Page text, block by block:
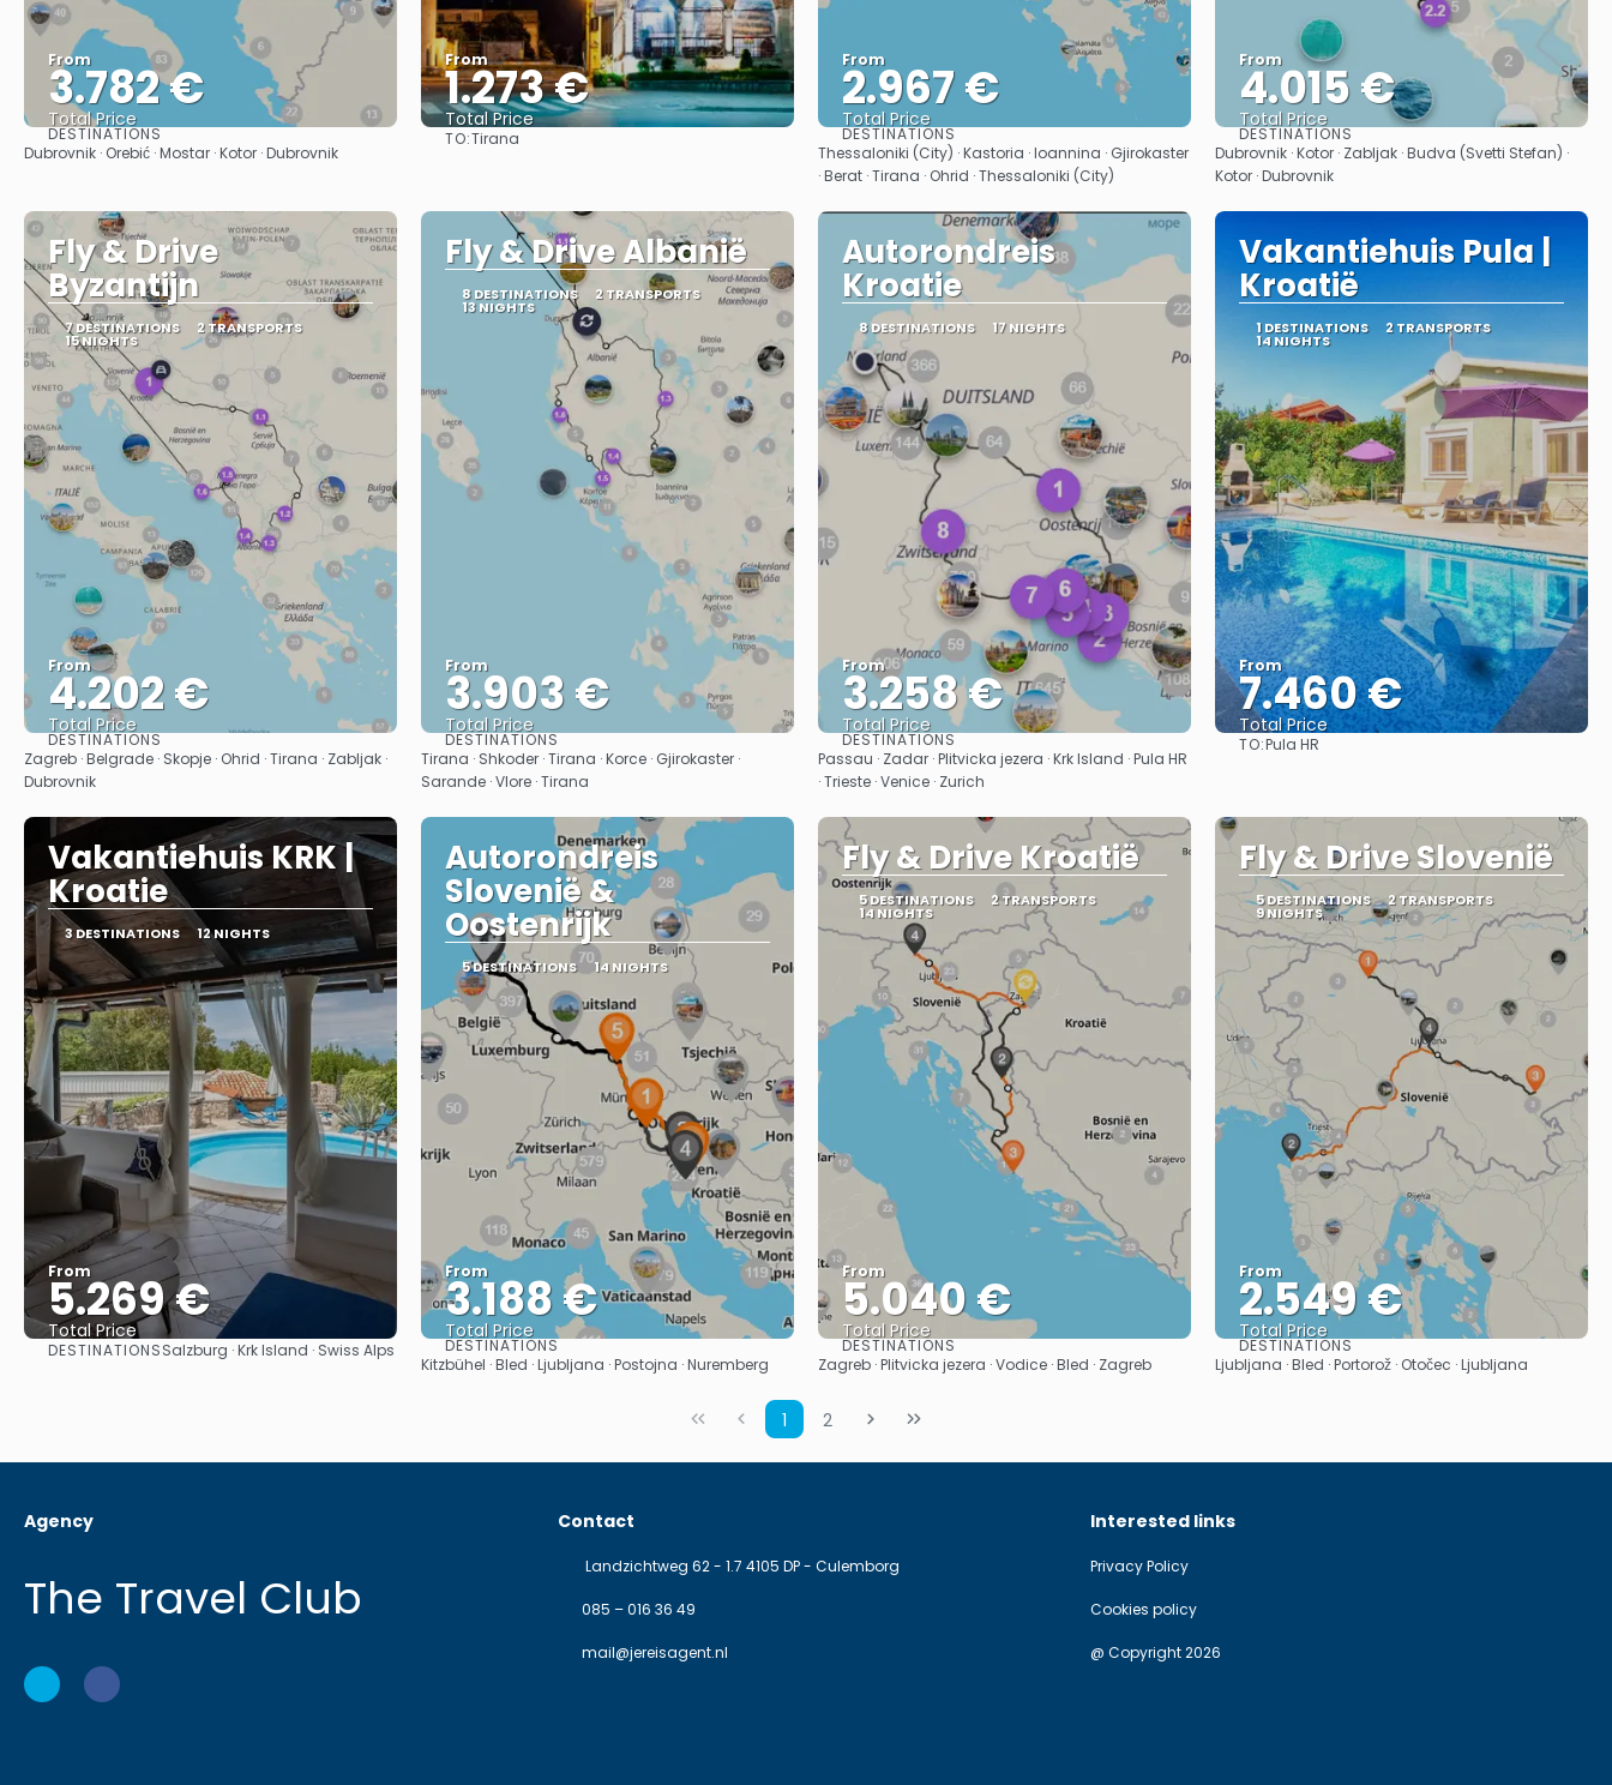
From
3.782 €
Total Price
See
DESTINATIONS
Dubrovnik · Orebić · Mostar · Kotor · Dubrovnik
From
1.273 €
Total Price
TO:Tirana
From
2.967 €
Total Price
See
DESTINATIONS
Thessaloniki (City) · Kastoria · Ioannina · Gjirokaster
· Berat · Tirana · Ohrid · Thessaloniki (City)
From
4.015 €
Total Price
See
DESTINATIONS
Dubrovnik · Kotor · Zabljak · Budva (Svetti Stefan) ·
Kotor · Dubrovnik
Fly & Drive
Byzantijn
7 DESTINATIONS 2 TRANSPORTS
15 NIGHTS
From
4.202 €
Total Price
See
DESTINATIONS
Zagreb · Belgrade · Skopje · Ohrid · Tirana · Zabljak ·
Dubrovnik
Fly & Drive Albanië
8 DESTINATIONS 2 TRANSPORTS
13 NIGHTS
From
3.903 €
Total Price
See
DESTINATIONS
Tirana · Shkoder · Tirana · Korce · Gjirokaster ·
Sarande · Vlore · Tirana
Autorondreis
Kroatie
8 DESTINATIONS 17 NIGHTS
From
3.258 €
Total Price
See
DESTINATIONS
Passau · Zadar · Plitvicka jezera · Krk Island · Pula HR
· Trieste · Venice · Zurich
Vakantiehuis Pula |
Kroatië
1 DESTINATIONS 2 TRANSPORTS
14 NIGHTS
From
7.460 €
Total Price
TO:Pula HR
Vakantiehuis KRK |
Kroatie
3 DESTINATIONS 12 NIGHTS
From
5.269 €
Total Price
See
DESTINATIONSSalzburg · Krk Island · Swiss Alps
Autorondreis
Slovenië &
Oostenrijk
5 DESTINATIONS 14 NIGHTS
From
3.188 €
Total Price
See
DESTINATIONS
Kitzbühel · Bled · Ljubljana · Postojna · Nuremberg
Fly & Drive Kroatië
5 DESTINATIONS 2 TRANSPORTS
14 NIGHTS
From
5.040 €
Total Price
See
DESTINATIONS
Zagreb · Plitvicka jezera · Vodice · Bled · Zagreb
Fly & Drive Slovenië
5 DESTINATIONS 2 TRANSPORTS
9 NIGHTS
From
2.549 €
Total Price
See
DESTINATIONS
Ljubljana · Bled · Portorož · Otočec · Ljubljana
1 2
Agency
The Travel Club
Contact
Landzichtweg 62 - 1.7 4105 DP - Culemborg
085 – 016 36 49
mail@jereisagent.nl
Interested links
Privacy Policy
Cookies policy
@ Copyright 2026